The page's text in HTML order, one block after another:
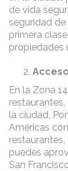
de vida
seguridad de
primera
propiedades
En la Zona
la ciudad.
Américas
puedes
San